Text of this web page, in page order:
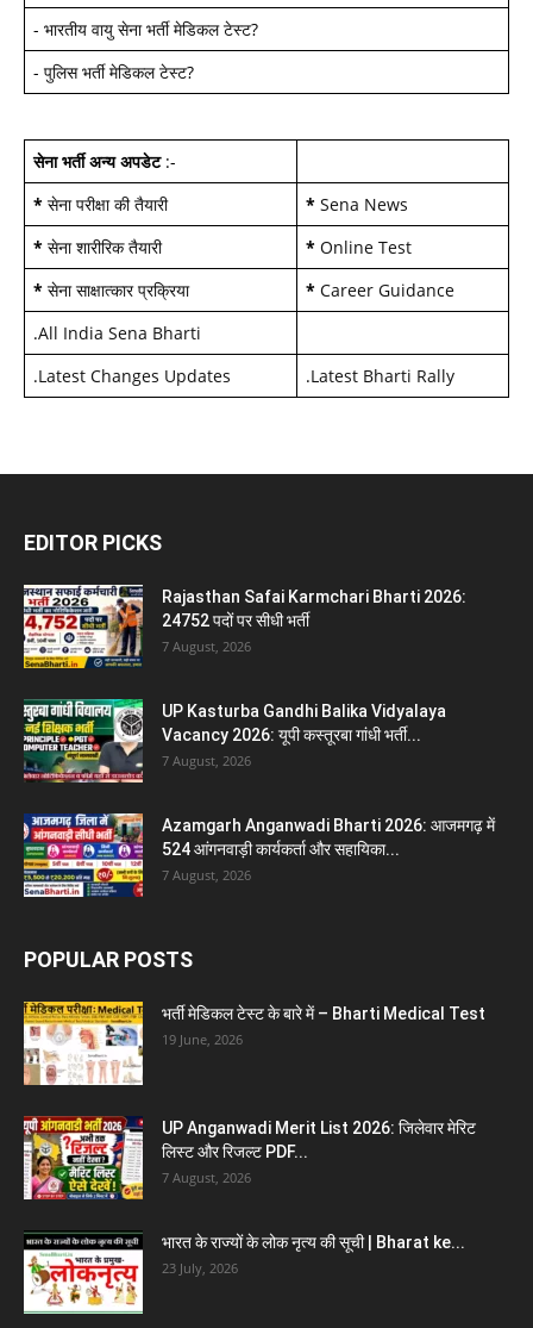
- भारतीय वायु सेना भर्ती मेडिकल टेस्ट?
- पुलिस भर्ती मेडिकल टेस्ट?
सेना भर्ती अन्य अपडेट:-
* सेना परीक्षा की तैयारी * Sena News
* सेना शारीरिक तैयारी * Online Test
* सेना साक्षात्कार प्रक्रिया * Career Guidance
.All India Sena Bharti
.Latest Changes Updates .Latest Bharti Rally
EDITOR PICKS
Rajasthan Safai Karmchari Bharti 2026:
24752 पदों पर सीधी भर्ती
7 August, 2026
UP Kasturba Gandhi Balika Vidyalaya
Vacancy 2026: यूपी कस्तूरबा गांधी भर्ती...
7 August, 2026
Azamgarh Anganwadi Bharti 2026: आजमगढ़ में
524 आंगनवाड़ी कार्यकर्ता और सहायिका...
7 August, 2026
POPULAR POSTS
भर्ती मेडिकल टेस्ट के बारे में – Bharti Medical Test
19 June, 2026
UP Anganwadi Merit List 2026: जिलेवार मेरिट
लिस्ट और रिजल्ट PDF...
7 August, 2026
भारत के राज्यों के लोक नृत्य की सूची | Bharat ke...
23 July, 2026